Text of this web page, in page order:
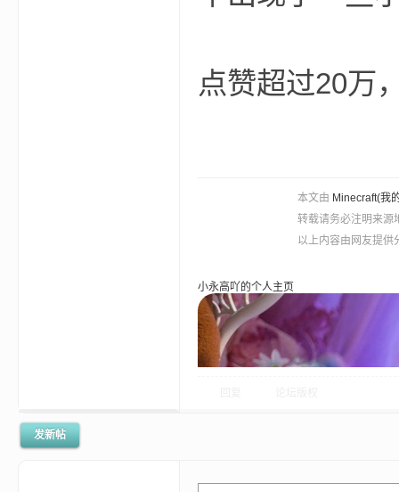
点赞超过20万
本文由 Minecraft(我
转载请务必注明来源
以上内容由网友提供
小永高吖的个人主页
发新帖